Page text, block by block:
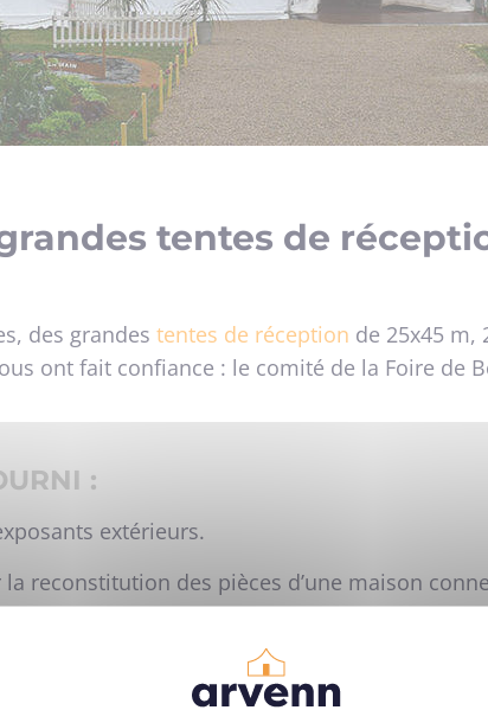
tentes de
des grandes tentes de réception de 25x45 m,
ont fait confiance : le comité de la Foire de
:
extérieurs.
reconstitution des pièces d’une maison
Régulièrement des démonstrations
seul, la gestion de la maison depuis son
halle) : elle accueillait d’autres exposants